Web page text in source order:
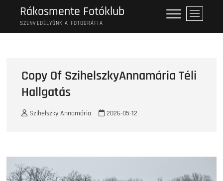
content
Rákosmente Fotóklub
SZENVEDÉLYÜNK A FOTOGRÁFIA
M
e
n
t
Copy Of SzihelszkyAnnamária Téli
Hallgatás
Szihelszky Annamária 2026-05-12